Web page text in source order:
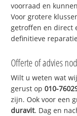
voorraad en
Voor grotere
getroffen en direct
definitieve
Offerte of advies
Wilt u weten wat
gerust op010-
zijn. Ook voor een
duravit. Dag en